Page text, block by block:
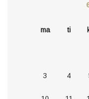
ma ti
3 4